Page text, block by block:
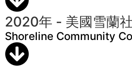
2020年 - 美國雪蘭
Shoreline Community